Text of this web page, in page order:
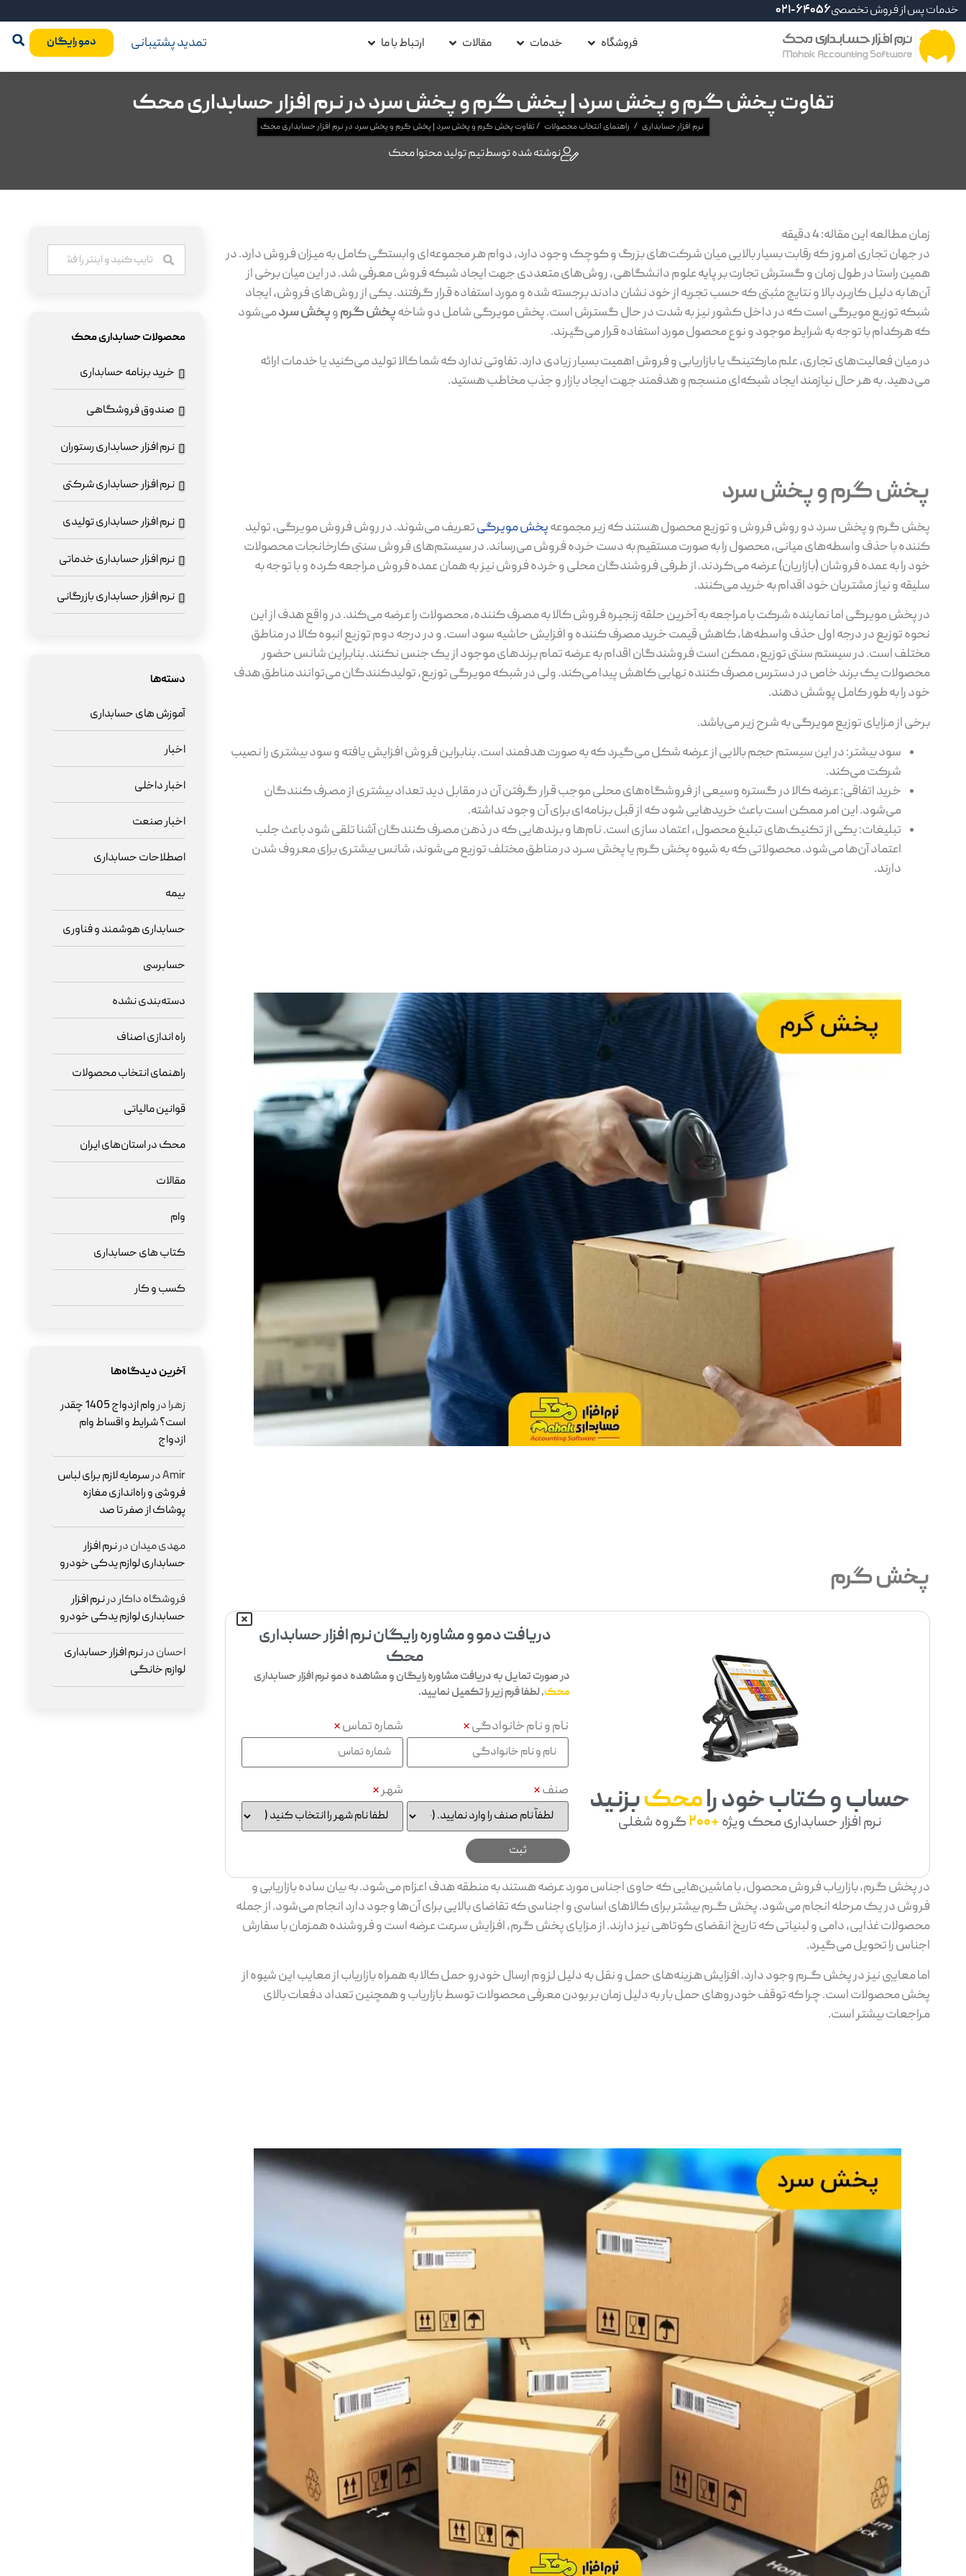
خدمات پس از فروش تخصصی021-64056
فروشگاه خدمات مقالات ارتباط با ما تمدید پشتیبانی دمو رایگان
تفاوت پخش گرم و پخش سرد | پخش گرم و پخش سرد در نرم افزار حسابداری محک
نرم افزار حسابداری / راهنمای انتخاب محصولات /تفاوت پخش گرم و پخش سرد | پخش گرم و پخش سرد در نرم افزار حسابداری محک
نوشته شده توسطتیم تولید محتوا محک
زمان مطالعه این مقاله:4دقیقه
در جهان تجاری امروز که رقابت بسیار بالایی میان شرکت‌های بزرگ و کوچک وجود دارد، دوام هر مجموعه‌ای وابستگی کامل به میزان فروش دارد. در
همین راستا در طول زمان و گسترش تجارت بر پایه علوم دانشگاهی، روش‌های متعددی جهت ایجاد شبکه فروش معرفی شد. در این میان برخی از
آن‌ها به دلیل کاربرد بالا و نتایج مثبتی که حسب تجربه از خود نشان دادند برجسته شده و مورد استفاده قرار گرفتند. یکی از روش‌های فروش، ایجاد
شبکه توزیع مویرگی است که در داخل کشور نیز به شدت در حال گسترش است. پخش مویرگی شامل دو شاخهپخش گرموپخش سردمی‌شود
که هرکدام با توجه به شرایط موجود و نوع محصول مورد استفاده قرار می‌گیرند.
در میان فعالیت‌های تجاری، علم مارکتینگ یا بازاریابی و فروش اهمیت بسیار زیادی دارد. تفاوتی ندارد که شما کالا تولید می‌کنید یا خدمات ارائه
‌می‌دهید. به هر حال نیازمند ایجاد شبکه‌ای منسجم و هدفمند جهت ایجاد بازار و جذب مخاطب هستید.
پخش گرم و پخش سرد
پخش گرم و پخش سرد دو روش فروش و توزیع محصول هستند که زیر مجموعهپخش مویرگیتعریف می‌شوند. در روش فروش مویرگی، تولید
کننده با حذف واسطه‌های میانی، محصول را به صورت مستقیم به دست خرده فروش می‌رساند. در سیستم‌های فروش سنتی کارخانجات محصولات
خود را به عمده فروشان (بازاریان) عرضه می‌کردند. از طرفی فروشندگان محلی و خرده فروش نیز به همان عمده فروش مراجعه کرده و با توجه به
سلیقه و نیاز مشتریان خود اقدام به خرید می‌کنند.
در پخش مویرگی اما نماینده شرکت با مراجعه به آخرین حلقه زنجیره فروش کالا به مصرف کننده، محصولات را عرضه می‌کند. در واقع هدف از این
نحوه توزیع در درجه اول حذف واسطه‌ها، کاهش قیمت خرید مصرف کننده و افزایش حاشیه سود است. و در درجه دوم توزیع انبوه کالا در مناطق
مختلف است. در سیستم سنتی توزیع، ممکن است فروشندگان اقدام به عرضه تمام برندهای موجود از یک جنس نکنند. بنابراین شانس حضور
محصولات یک برند خاص در دسترس مصرف کننده نهایی کاهش پیدا می‌کند. ولی در شبکه مویرگی توزیع، تولیدکنندگان می‌توانند مناطق هدف
خود را به طور کامل پوشش دهند.
برخی از مزایای توزیع مویرگی به شرح زیر می‌باشد.
سود بیشتر: در این سیستم حجم بالایی از عرضه شکل می‌گیرد که به صورت هدفمند است. بنابراین فروش افزایش یافته و سود بیشتری را نصیب
شرکت می‌کند.
خرید اتفاقی: عرضه کالا در گستره وسیعی از فروشگاه‌های محلی موجب قرار گرفتن آن در مقابل دید تعداد بیشتری از مصرف کنندگان
می‌شود. این امر ممکن است باعث خرید‌هایی شود که از قبل برنامه‌ای برای آن وجود نداشته.
تبلیغات: یکی از تکنیک‌های تبلیغ محصول، اعتماد سازی است. نام‌ها و برندهایی که در ذهن مصرف کنندگان آشنا تلقی شود باعث جلب
اعتماد آن‌ها می‌شود. محصولاتی که به شیوه پخش گرم یا پخش سـرد در مناطق مختلف توزیع می‌شوند، شانس بیشتری برای معروف شدن
دارند.
پخش گرم
حساب و کتاب خود رامحکبزنید
نرم افزار حسابداری محک ویژه+200 گروه شغلی
دریافت دمو و مشاوره رایگان نرم افزار حسابداری
محک
در صورت تمایل به دریافت مشاوره رایگان و مشاهده دمو نرم افزار حسابداری
محک، لطفا فرم زیر را تکمیل نمایید.
نام و نام خانوادگی* شماره تماس*
صنف* شهر*
در پخش گرم، بازاریاب فروش محصول، با ماشین‌هایی که حاوی اجناس مورد عرضه هستند به منطقه هدف اعزام می‌شود. به بیان ساده بازاریابی و
فروش در یک مرحله انجام می‌شود. پخش گـرم بیشتر برای کالاهای اساسی و اجناسی که تقاضای بالایی برای آن‌ها وجود دارد انجام می‌شود. از جمله
محصولات غذایی، دامی و لبنیاتی که تاریخ انقضای کوتاهی نیز دارند. از مزایای پخش گرم، افزایش سرعت عرضه است و فروشنده همزمان با سفارش
اجناس را تحویل می‌گیرد.
اما معایبی نیز در پخش گـرم وجود دارد. افزایش هزینه‌های حمل و نقل به دلیل لزوم ارسال خودرو حمل کالا به همراه بازاریاب از معایب این شیوه از
پخش محصولات است. چرا که توقف خودروهای حمل بار به دلیل زمان بر بودن معرفی محصولات توسط بازاریاب و همچنین تعداد دفعات بالای
مراجعات بیشتر است.
محصولات حسابداری محک
خرید برنامه حسابداری
صندوق فروشگاهی
نرم افزار حسابداری رستوران
نرم افزار حسابداری شرکتی
نرم افزار حسابداری تولیدی
نرم افزار حسابداری خدماتی
نرم افزار حسابداری بازرگانی
دسته‌ها
آموزش های حسابداری
اخبار
اخبار داخلی
اخبار صنعت
اصطلاحات حسابداری
بیمه
حسابداری هوشمند و فناوری
حسابرسی
دسته‌بندی نشده
راه اندازی اصناف
راهنمای انتخاب محصولات
قوانین مالیاتی
محک در استان‌های ایران
مقالات
وام
کتاب های حسابداری
کسب و کار
آخرین دیدگاه‌ها
زهرادر
وام ازدواج 1405 چقدر
است؟ شرایط و اقساط وام
ازدواج
Amirدرسرمایه لازم برای لباس
فروشی و راه‌اندازی مغازه
پوشاک از صفر تا صد
مهدی میداندرنرم افزار
حسابداری لوازم یدکی خودرو
فروشگاه داکاردرنرم افزار
حسابداری لوازم یدکی خودرو
احساندرنرم افزار حسابداری
لوازم خانگی